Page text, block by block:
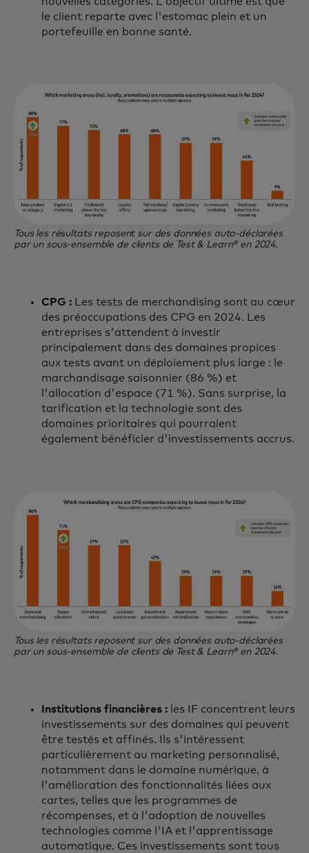
le client reparte avec l'estomac plein et un
portefeuille en bonne santé.
Tous les résultats reposent sur des données auto-déclarées
par un sous-ensemble de clients de Test & Learn® en 2024.
CPG : Les tests de merchandising sont au cœur
des préoccupations des CPG en 2024. Les
entreprises s'attendent à investir
principalement dans des domaines propices
aux tests avant un déploiement plus large : le
marchandisage saisonnier (86 %) et
l'allocation d'espace (71 %). Sans surprise, la
tarification et la technologie sont des
domaines prioritaires qui pourraient
également bénéficier d'investissements accrus.
Tous les résultats reposent sur des données auto-déclarées
par un sous-ensemble de clients de Test & Learn® en 2024.
Institutions financières : les IF concentrent leurs
investissements sur des domaines qui peuvent
être testés et affinés. Ils s'intéressent
particulièrement au marketing personnalisé,
notamment dans le domaine numérique, à
l'amélioration des fonctionnalités liées aux
cartes, telles que les programmes de
récompenses, et à l'adoption de nouvelles
technologies comme l'IA et l'apprentissage
automatique. Ces investissements sont tous